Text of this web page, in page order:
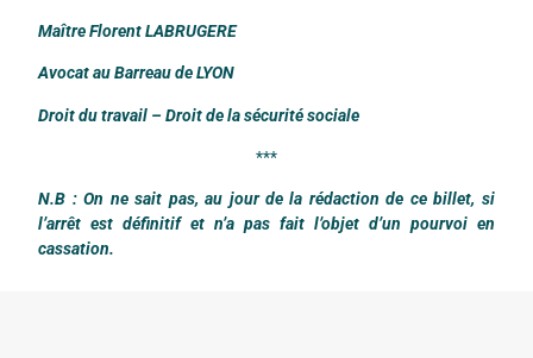
Maître Florent LABRUGERE
Avocat au Barreau de LYON
Droit du travail – Droit de la sécurité sociale
***
N.B : On ne sait pas, au jour de la rédaction de ce billet, si
l’arrêt est définitif et n’a pas fait l’objet d’un pourvoi en
cassation.